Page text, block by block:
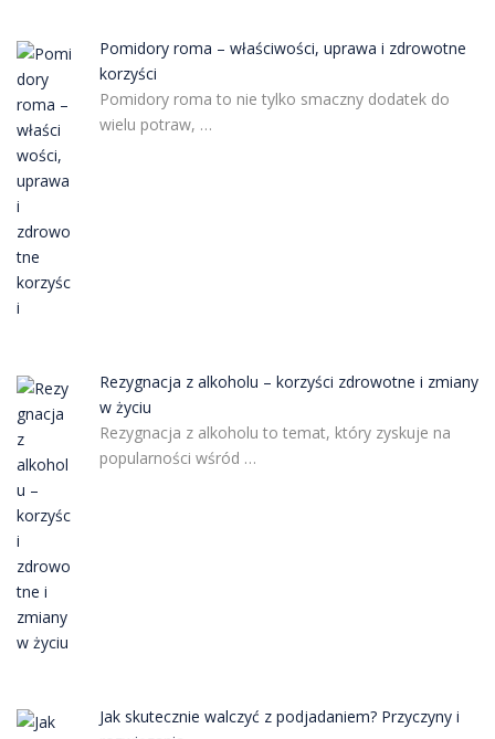
Pomidory roma – właściwości, uprawa i zdrowotne
korzyści
Pomidory roma to nie tylko smaczny dodatek do
wielu potraw, …
Rezygnacja z alkoholu – korzyści zdrowotne i zmiany
w życiu
Rezygnacja z alkoholu to temat, który zyskuje na
popularności wśród …
Jak skutecznie walczyć z podjadaniem? Przyczyny i